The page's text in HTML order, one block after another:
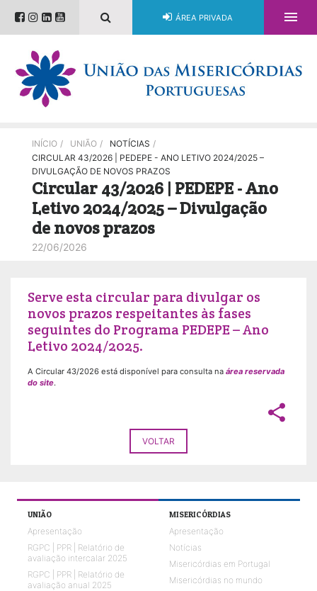
ÁREA PRIVADA 
INÍCIO / UNIÃO / NOTÍCIAS /
CIRCULAR 43/2026 | PEDEPE - ANO LETIVO 2024/2025 –
DIVULGAÇÃO DE NOVOS PRAZOS
Circular 43/2026 | PEDEPE - Ano
Letivo 2024/2025 – Divulgação
de novos prazos
22/06/2026
Serve esta circular para divulgar os
novos prazos respeitantes às fases
seguintes do Programa PEDEPE – Ano
Letivo 2024/2025.
A Circular 43/2026 está disponível para consulta na área reservada
do site.
share
VOLTAR
UNIÃO
Apresentação
RGPC | PPR | Relatório de
avaliação intercalar 2025
RGPC | PPR | Relatório de
avaliação anual 2025
MISERICÓRDIAS
Apresentação
Notícias
Misericórdias em Portugal
Misericórdias no mundo